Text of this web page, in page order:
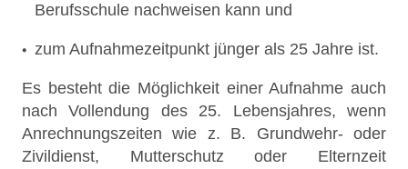
Berufsschule nachweisen kann und
zum Aufnahmezeitpunkt jünger als 25 Jahre ist.
Es besteht die Möglichkeit einer Aufnahme auch
nach Vollendung des 25. Lebensjahres, wenn
Anrechnungszeiten wie z. B. Grundwehr- oder
Zivildienst, Mutterschutz oder Elternzeit